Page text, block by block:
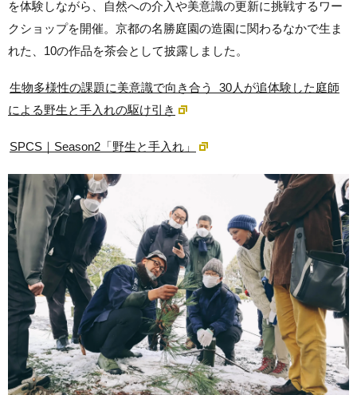
を体験しながら、自然への介入や美意識の更新に挑戦するワー
クショップを開催。京都の名勝庭園の造園に関わるなかで生ま
れた、10の作品を茶会として披露しました。
生物多様性の課題に美意識で向き合う 30人が追体験した庭師
による野生と手入れの駆け引き
SPCS｜Season2「野生と手入れ」